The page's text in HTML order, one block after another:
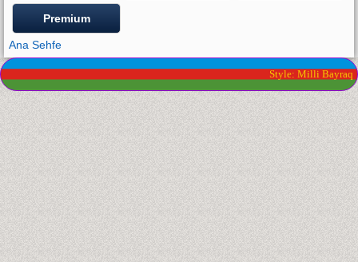
Premium
Ana Sehfe
Style: Milli Bayraq